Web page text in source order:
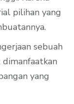
pilihan yang
sebuah
yang